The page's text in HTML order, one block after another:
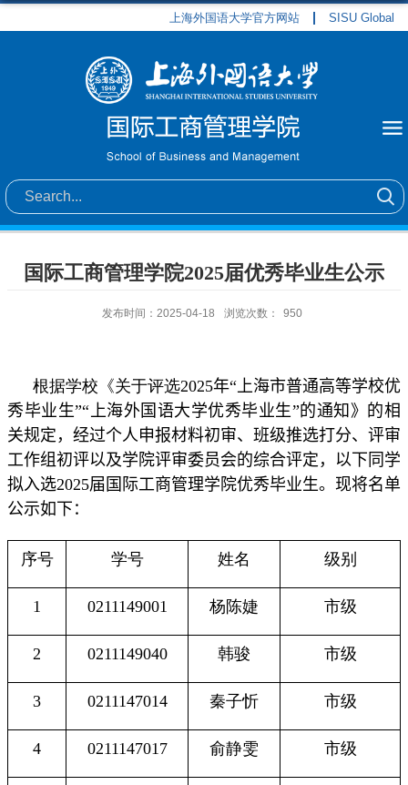
上海外国语大学官方网站 SISU Global
国际工商管理学院2025届优秀毕业生公示
发布时间：2025-04-18 浏览次数： 950
根据学校《关于评选2025年“上海市普通高等学校优
秀毕业生”“上海外国语大学优秀毕业生”的通知》的相
关规定，经过个人申报材料初审、班级推选打分、评审
工作组初评以及学院评审委员会的综合评定，以下同学
拟入选2025届国际工商管理学院优秀毕业生。现将名单
公示如下：
序号 学号 姓名 级别
1 0211149001 杨陈婕 市级
2 0211149040 韩骏 市级
3 0211147014 秦子忻 市级
4 0211147017 俞静雯 市级